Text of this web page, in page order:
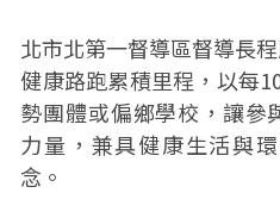
北市北第一督導區督導長
健康路跑累積里程，以每
勢團體或偏鄉學校，讓參
力量，兼具健康生活與
念。